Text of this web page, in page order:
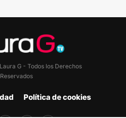
G - Todos los Derechos
Reservados
Política de cookies